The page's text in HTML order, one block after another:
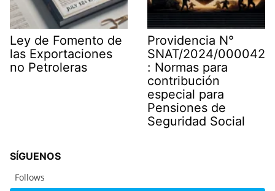
Ley de Fomento de
las Exportaciones
no Petroleras
Providencia N°
SNAT/2024/000042
: Normas para
contribución
especial para
Pensiones de
Seguridad Social
SÍGUENOS
Follows